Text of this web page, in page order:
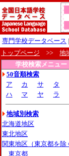
専門学校データベース |
トップページ >> 地
学校検索メニュー
50音順検索
ア
カ サ タ
ハ
マ ヤ ラ
地域別検索
北海道地区
東北地区
関東地区（東京都を除
東京都